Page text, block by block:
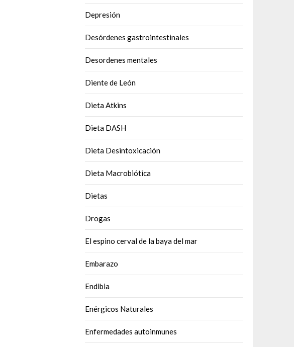
Depresión
Desórdenes gastrointestinales
Desordenes mentales
Diente de León
Dieta Atkins
Dieta DASH
Dieta Desintoxicación
Dieta Macrobiótica
Dietas
Drogas
El espino cerval de la baya del mar
Embarazo
Endibia
Enérgicos Naturales
Enfermedades autoinmunes